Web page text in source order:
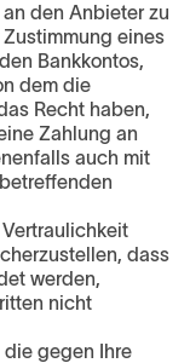
den Anbieter zu
eines
Bankkontos,
dem die
Recht haben,
Zahlung an
auch mit
dass
werden,
nicht
gegen Ihre